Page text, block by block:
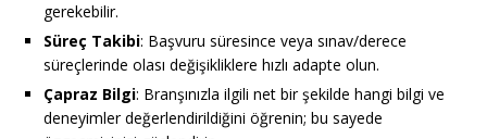
gerekebilir.
Süreç Takibi: Başvuru süresince veya sınav/derece
süreçlerinde olası değişikliklere hızlı adapte olun.
Çapraz Bilgi: Branşınızla ilgili net bir şekilde hangi bilgi ve
deneyimler değerlendirildiğini öğrenin; bu sayede